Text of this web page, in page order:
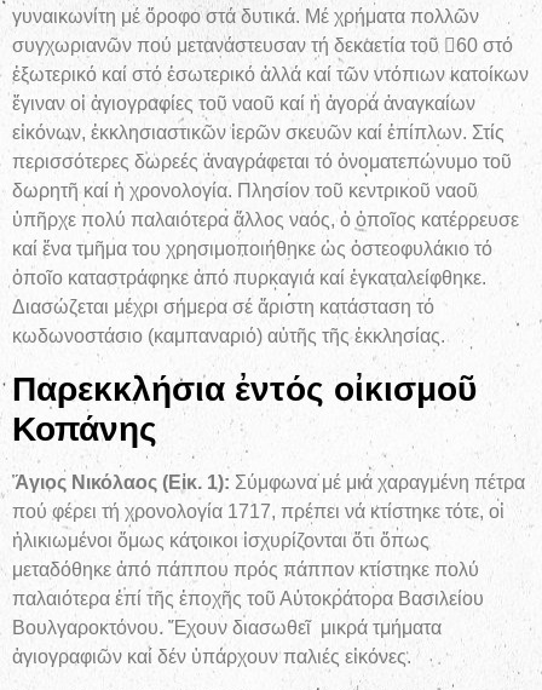
γυναικωνίτη μέ ὄροφο στά δυτικά. Μέ χρήματα πολλῶν
συγχωριανῶν πού μετανάστευσαν τή δεκαετία τοῦ 60 στό
ἐξωτερικό καί στό ἐσωτερικό ἀλλά καί τῶν ντόπιων κατοίκων
ἔγιναν οἱ ἁγιογραφίες τοῦ ναοῦ καί ἡ ἀγορά ἀναγκαίων
εἰκόνων, ἐκκλησιαστικῶν ἱερῶν σκευῶν καί ἐπίπλων. Στίς
περισσότερες δωρεές ἀναγράφεται τό ὀνοματεπώνυμο τοῦ
δωρητῆ καί ἡ χρονολογία. Πλησίον τοῦ κεντρικοῦ ναοῦ
ὑπῆρχε πολύ παλαιότερα ἄλλος ναός, ὁ ὁποῖος κατέρρευσε
καί ἕνα τμῆμα του χρησιμοποιήθηκε ὡς ὀστεοφυλάκιο τό
ὁποῖο καταστράφηκε ἀπό πυρκαγιά καί ἐγκαταλείφθηκε.
Διασώζεται μέχρι σήμερα σέ ἄριστη κατάσταση τό
κωδωνοστάσιο (καμπαναριό) αὐτῆς τῆς ἐκκλησίας.
Παρεκκλήσια ἐντός οἰκισμοῦ
Κοπάνης
Ἅγιος Νικόλαος (Εἰκ. 1): Σύμφωνα μέ μιά χαραγμένη πέτρα
πού φέρει τή χρονολογία 1717, πρέπει νά κτίστηκε τότε, οἱ
ἡλικιωμένοι ὅμως κάτοικοι ἰσχυρίζονται ὅτι ὅπως
μεταδόθηκε ἀπό πάππου πρός πάππον κτίστηκε πολύ
παλαιότερα ἐπί τῆς ἐποχῆς τοῦ Αὐτοκράτορα Βασιλείου
Βουλγαροκτόνου. Ἔχουν διασωθεῖ μικρά τμήματα
ἁγιογραφιῶν καί δέν ὑπάρχουν παλιές εἰκόνες.